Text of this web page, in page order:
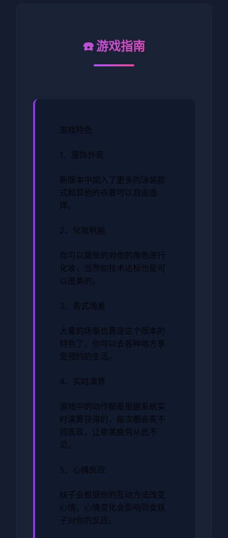
☎️ 游戏指南
游戏特色
1、服饰外观
新版本中加入了更多的泳装款
式和其他的衣着可以自由选
择。
2、化妆机能
你可以简单的对你的角色进行
化妆，当然你技术达标也是可
以很美的。
3、各式场景
大量的场景也算是这个版本的
特色了，你可以去各种地方享
受预约的生活。
4、实时演算
游戏中的动作都是根据系统实
时演算获得的，每次都会有不
同表现，让审美疲劳从此不
见。
5、心情反应
妹子会根据你的互动方法改变
心情，心情变化会影响到女孩
子对你的反应。